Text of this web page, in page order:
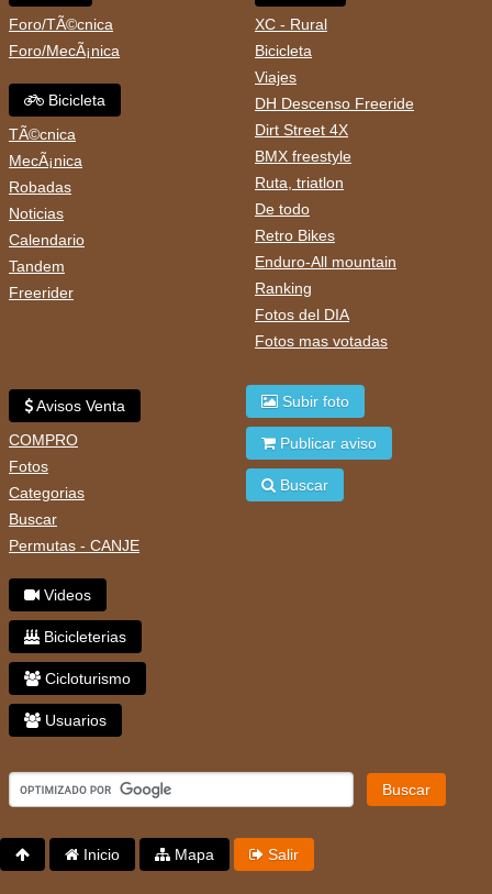
Foro/TÃ©cnica
Foro/MecÃ¡nica
Bicicleta
TÃ©cnica
MecÃ¡nica
Robadas
Noticias
Calendario
Tandem
Freerider
XC - Rural
Bicicleta
Viajes
DH Descenso Freeride
Dirt Street 4X
BMX freestyle
Ruta, triatlon
De todo
Retro Bikes
Enduro-All mountain
Ranking
Fotos del DIA
Fotos mas votadas
Avisos Venta
COMPRO
Fotos
Categorias
Buscar
Permutas - CANJE
Videos
Bicicleterias
Cicloturismo
Usuarios
Subir foto
Publicar aviso
Buscar
Buscar
Inicio Mapa Salir